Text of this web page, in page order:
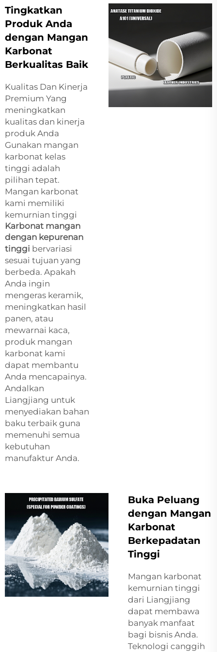
Tingkatkan
Produk Anda
dengan Mangan
Karbonat
Berkualitas Baik
Kualitas Dan Kinerja
Premium Yang
meningkatkan
kualitas dan kinerja
produk Anda
Gunakan mangan
karbonat kelas
tinggi adalah
pilihan tepat.
Mangan karbonat
kami memiliki
kemurnian tinggi
Karbonat mangan
dengan kepurenan
tinggi bervariasi
sesuai tujuan yang
berbeda. Apakah
Anda ingin
mengeras keramik,
meningkatkan hasil
panen, atau
mewarnai kaca,
produk mangan
karbonat kami
dapat membantu
Anda mencapainya.
Andalkan
Liangjiang untuk
menyediakan bahan
baku terbaik guna
memenuhi semua
kebutuhan
manufaktur Anda.
Buka Peluang
dengan Mangan
Karbonat
Berkepadatan
Tinggi
Mangan karbonat
kemurnian tinggi
dari Liangjiang
dapat membawa
banyak manfaat
bagi bisnis Anda.
Teknologi canggih